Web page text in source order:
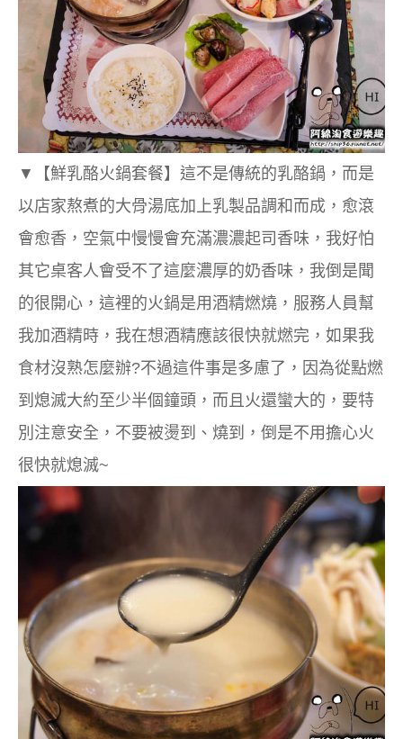
▼ 【鮮乳酪火鍋套餐】 這不是傳統的乳酪鍋，而是
以店家熬煮的大骨湯底加上乳製品調和而成，愈滾
會愈香，空氣中慢慢會充滿濃濃起司香味，我好怕
其它桌客人會受不了這麼濃厚的奶香味，我倒是聞
的很開心， 這裡的火鍋是用酒精燃燒，服務人員幫
我加酒精時，我在想酒精應該很快就燃完，如果我
食材沒熟怎麼辦?不過這件事是多慮了，因為從點燃
到熄滅大約至少半個鐘頭，而且火還蠻大的，要特
別注意安全，不要被燙到、燒到，倒是不用擔心火
很快就熄滅~